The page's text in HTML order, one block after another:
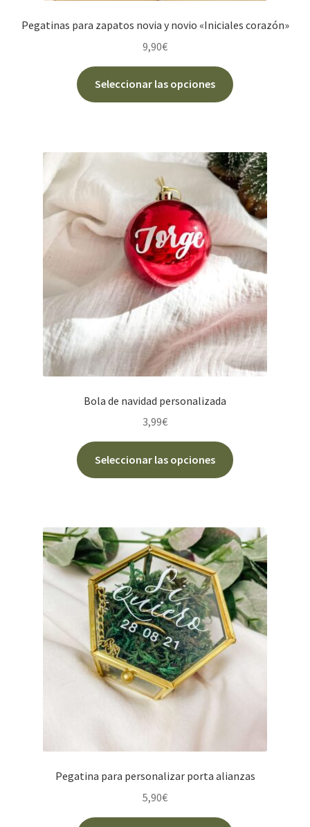
Pegatinas para zapatos novia y novio «Iniciales corazón»
9,90€
Seleccionar las opciones
producto
Las
opciones
se
pueden
elegir
en
la
página
de
producto
Bola de navidad personalizada
3,99€
Seleccionar las opciones
Este
producto
Las
opciones
se
pueden
elegir
en
la
Pegatina para personalizar porta alianzas
5,90€